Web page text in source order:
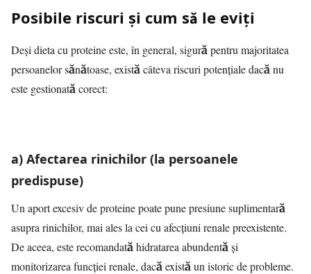
Posibile riscuri și cum să le eviți
Deși dieta cu proteine este, în general, sigură pentru majoritatea
persoanelor sănătoase, există câteva riscuri potențiale dacă nu
este gestionată corect:
a) Afectarea rinichilor (la persoanele
predispuse)
Un aport excesiv de proteine poate pune presiune suplimentară
asupra rinichilor, mai ales la cei cu afecțiuni renale preexistente.
De aceea, este recomandată hidratarea abundentă și
monitorizarea funcției renale, dacă există un istoric de probleme.